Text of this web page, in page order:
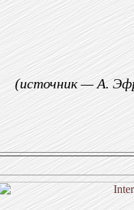
(источник — А.